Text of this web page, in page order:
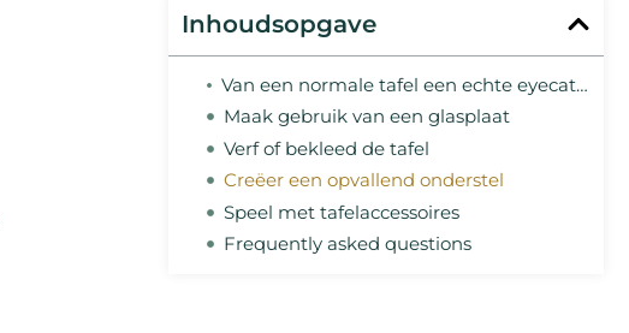
Inhoudsopgave
Van een normale tafel een echte eyecatcher maken: vier tips
Maak gebruik van een glasplaat
Verf of bekleed de tafel
Creëer een opvallend onderstel
Speel met tafelaccessoires
Frequently asked questions